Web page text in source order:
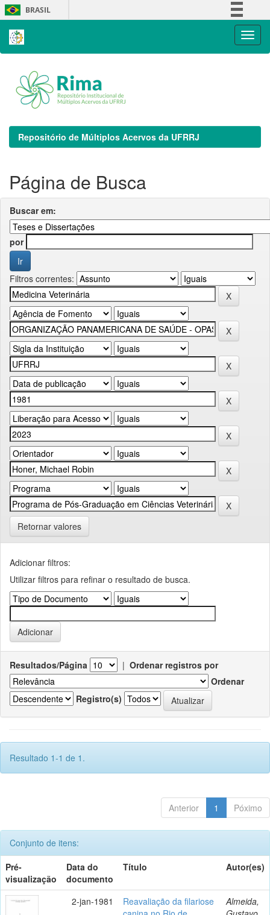
Skip
navigation
BRASIL
Repositório de Múltiplos Acervos da UFRRJ
Página de Busca
Buscar em:
por
Filtros correntes:
Retornar valores
Adicionar filtros:
Utilizar filtros para refinar o resultado de busca.
Resultados/Página | Ordenar registros por
Ordenar
Registro(s)
Resultado 1-1 de 1.
Anterior 1 Póximo
Conjunto de itens:
Pré-
visualização
Data do
documento
Título Autor(es)
2-jan-1981
Reavaliação da filariose
Almeida,